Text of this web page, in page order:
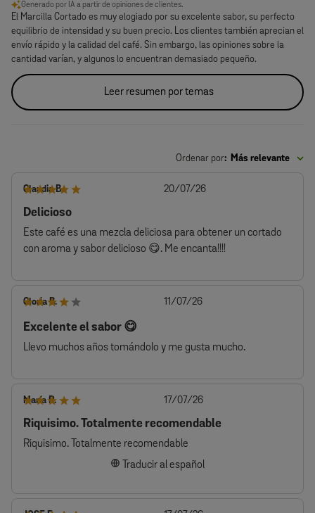
Generado por IA a partir de opiniones de clientes.
El Marcilla Cortado es muy elogiado por su excelente sabor, su perfecto
equilibrio de intensidad y su buen precio. Los clientes también aprecian el
envío rápido y la calidad del café. Sin embargo, las opiniones sobre la
cantidad varían, y algunos lo encuentran demasiado pequeño.
Leer resumen por temas
Ordenar por: Más relevante
Claudia B.
Delicioso
Este café es una mezcla deliciosa para obtener un cortado
con aroma y sabor delicioso 😋. Me encanta!!!!
Fecha
20/07/26
Gloria B.
Excelente el sabor 😋
Llevo muchos años tomándolo y me gusta mucho.
Fecha
11/07/26
María P.
Riquisimo. Totalmente recomendable
Riquisimo. Totalmente recomendable
Traducir al español
Fecha
publicación
17/07/26